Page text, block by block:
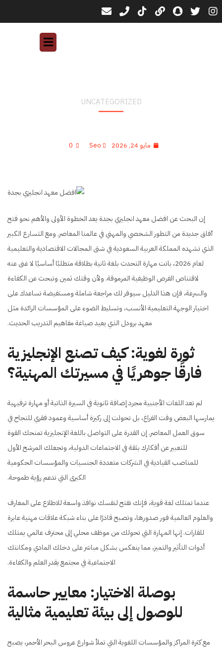
UNCATEGORIZED
مايو 24, 2026 0
إن البحث عن افضل معهد انجليزي بجدة يعد الخطوة الأولى والأهم نحو فتح
آفاق جديدة من التطور الشخصي والمهني في عالمنا المعاصر. ومع التسارع الكبير
الذي تشهده المملكة العربية السعودية في شتى المجالات الاقتصادية والتعليمية
لعام 2026، باتت مهارة التحدث بلغة ثانية بطلاقة متطلبًا أساسيًا لا غنى عنه
لاقتناص الفرص الوظيفية المرموقة. ولأن وقتك ثمين وتبحث عن الكفاءة
والسرعة، فإن هذا الدليل سيوفر لك مراجعة شاملة ومستفيضة تساعدك على
اختيار الوجهة التعليمية الأنسب، وتسليط الضوء على المؤسسات الرائدة مثل
معهد برودل الذي يعيد صياغة مفاهيم التدريب الحديث.
ثورة لغوية: كيف تصنع الإنجليزية
فارقًا جوهريًا في مسيرتك المهنية؟
لم تعد اللغات الأجنبية مجرد إضافة ثانوية في السيرة الذاتية أو مهارة ترفيهية
يمارسها البعض وقت الفراغ، بل تحولت إلى ركيزة أساسية وعمود فقري للنجاح في
سوق العمل المعاصر. إن القدرة على التواصل باللغة الإنجليزية تمنحك القوة
للتعبير عن أفكارك بثقة في الاجتماعات الدولية، وتجعلك المرشح الأول
للمناصب القيادية في الشركات متعددة الجنسيات والمؤسسات الحكومية
الكبرى التي تدعم رؤية طموحة.
عندما تمتلك لغة قوية، فإنك تفتح لنفسك نوافذ واسعة للاطلاع على المعارف
والعلوم العالمية فور صدورها، وتصبح قادرًا على بناء شبكة علاقات مهنية عابرة
للقارات. إنها المهارة التي تحولك من موظف محلي إلى محترف عالمي يمتلك
أدوات التأثير والتميز، مما ينعكس بشكل مباشر على دخلك المادي ومكانتك
الاجتماعية في مجتمع يقدر العلم والكفاءة.
بوصلة الاختيار: معايير حاسمة
للوصول إلى بيئة تعليمية مثالية
مع كثرة المراكز والمؤسسات اللغوية التي تملأ شوارع عروس البحر الأحمر، يصبح